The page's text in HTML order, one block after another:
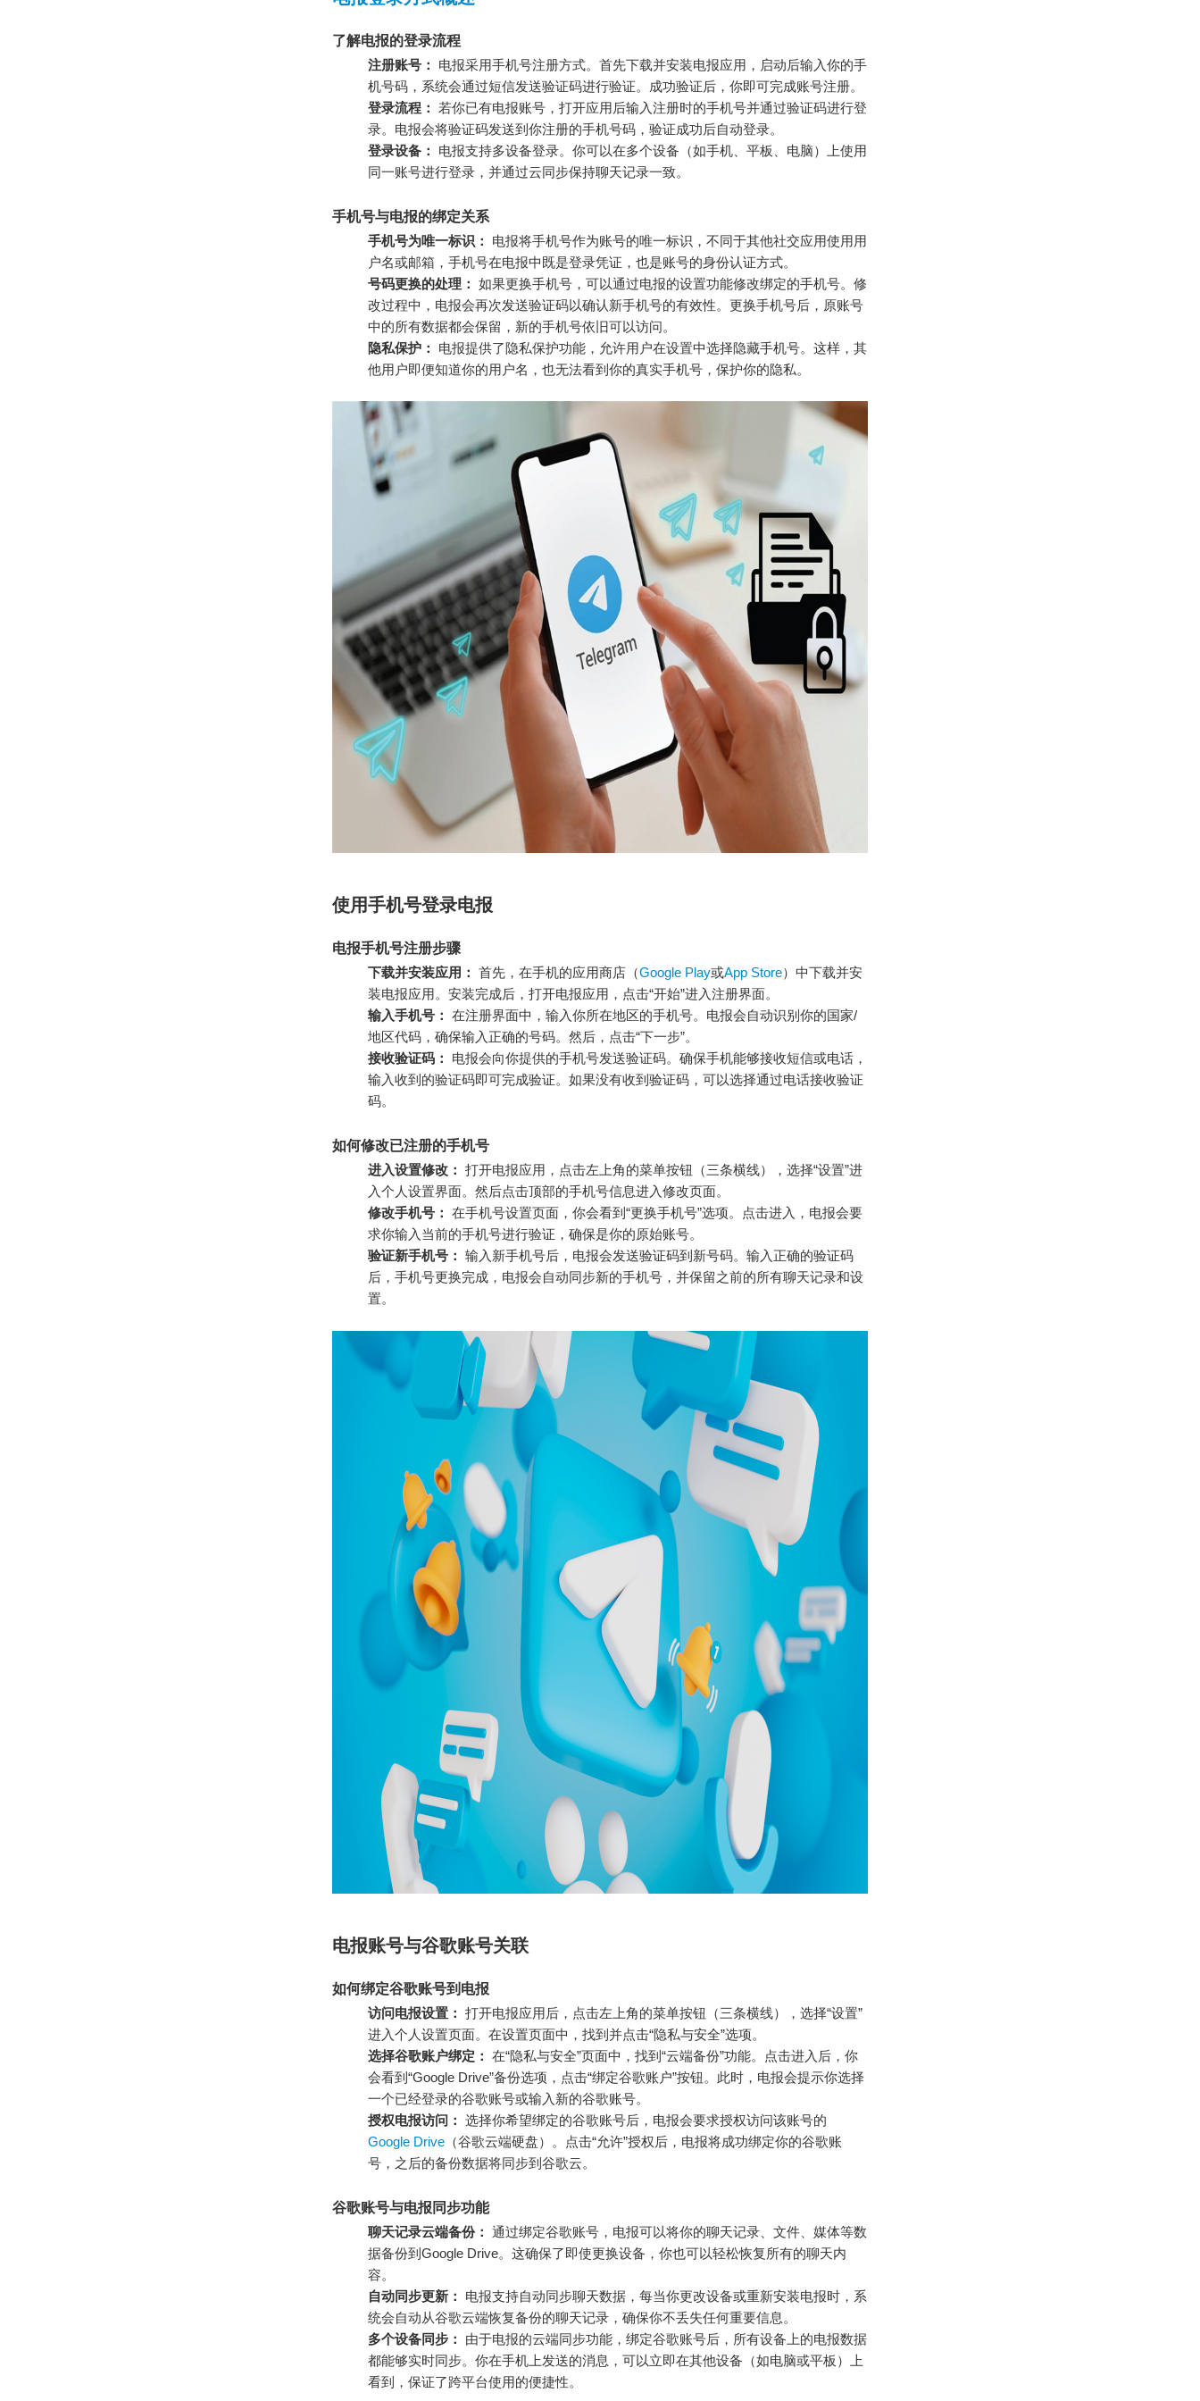
了解电报的登录流程
注册账号：
电报采用手机号注册方式。首先下载并安装电报应用，启动后输入你的手
机号码，系统会通过短信发送验证码进行验证。成功验证后，你即可完成账号注册。
登录流程：
若你已有电报账号，打开应用后输入注册时的手机号并通过验证码进行登
录。电报会将验证码发送到你注册的手机号码，验证成功后自动登录。
登录设备：
电报支持多设备登录。你可以在多个设备（如手机、平板、电脑）上使用
同一账号进行登录，并通过云同步保持聊天记录一致。
手机号与电报的绑定关系
手机号为唯一标识：
电报将手机号作为账号的唯一标识，不同于其他社交应用使用用
户名或邮箱，手机号在电报中既是登录凭证，也是账号的身份认证方式。
号码更换的处理： 如果更换手机号，可以通过电报的设置功能修改绑定的手机号。修
改过程中，电报会再次发送验证码以确认新手机号的有效性。更换手机号后，原账号
中的所有数据都会保留，新的手机号依旧可以访问。
隐私保护：
电报提供了隐私保护功能，允许用户在设置中选择隐藏手机号。这样，其
他用户即便知道你的用户名，也无法看到你的真实手机号，保护你的隐私。
使用手机号登录电报
电报手机号注册步骤
下载并安装应用： 首先，在手机的应用商店（Google Play或App Store）中下载并安
装电报应用。安装完成后，打开电报应用，点击“开始”进入注册界面。
输入手机号： 在注册界面中，输入你所在地区的手机号。电报会自动识别你的国家/
地区代码，确保输入正确的号码。然后，点击“下一步”。
接收验证码：
电报会向你提供的手机号发送验证码。确保手机能够接收短信或电话，
输入收到的验证码即可完成验证。如果没有收到验证码，可以选择通过电话接收验证
码。
如何修改已注册的手机号
进入设置修改： 打开电报应用，点击左上角的菜单按钮（三条横线），选择“设置”进
入个人设置界面。然后点击顶部的手机号信息进入修改页面。
修改手机号： 在手机号设置页面，你会看到“更换手机号”选项。点击进入，电报会要
求你输入当前的手机号进行验证，确保是你的原始账号。
验证新手机号： 输入新手机号后，电报会发送验证码到新号码。输入正确的验证码
后，手机号更换完成，电报会自动同步新的手机号，并保留之前的所有聊天记录和设
置。
电报账号与谷歌账号关联
如何绑定谷歌账号到电报
访问电报设置： 打开电报应用后，点击左上角的菜单按钮（三条横线），选择“设置”
进入个人设置页面。在设置页面中，找到并点击“隐私与安全”选项。
选择谷歌账户绑定： 在“隐私与安全”页面中，找到“云端备份”功能。点击进入后，你
会看到“Google Drive”备份选项，点击“绑定谷歌账户”按钮。此时，电报会提示你选择
一个已经登录的谷歌账号或输入新的谷歌账号。
授权电报访问： 选择你希望绑定的谷歌账号后，电报会要求授权访问该账号的
Google Drive （谷歌云端硬盘）。点击“允许”授权后，电报将成功绑定你的谷歌账
号，之后的备份数据将同步到谷歌云。
谷歌账号与电报同步功能
聊天记录云端备份： 通过绑定谷歌账号，电报可以将你的聊天记录、文件、媒体等数
据备份到Google Drive。这确保了即使更换设备，你也可以轻松恢复所有的聊天内
容。
自动同步更新：
电报支持自动同步聊天数据，每当你更改设备或重新安装电报时，系
统会自动从谷歌云端恢复备份的聊天记录，确保你不丢失任何重要信息。
多个设备同步：
由于电报的云端同步功能，绑定谷歌账号后，所有设备上的电报数据
都能够实时同步。你在手机上发送的消息，可以立即在其他设备（如电脑或平板）上
看到，保证了跨平台使用的便捷性。